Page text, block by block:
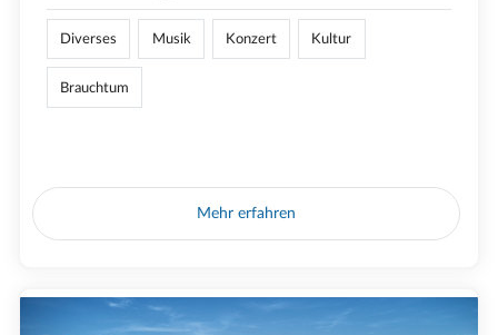
Diverses Musik Konzert Kultur
Brauchtum
Mehr erfahren